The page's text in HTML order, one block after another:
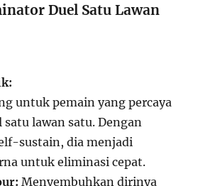
Duel Satu Lawan
untuk pemain yang percaya
lawan satu. Dengan
sustain, dia menjadi
untuk eliminasi cepat.
Menyembuhkan dirinya